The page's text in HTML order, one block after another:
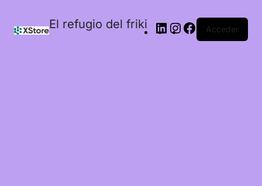
El refugio del friki Acceder